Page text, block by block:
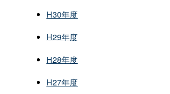
H30年度
H29年度
H28年度
H27年度